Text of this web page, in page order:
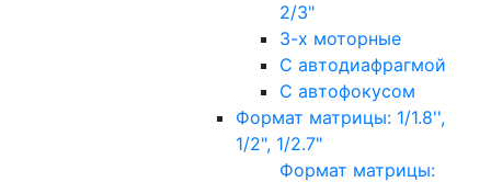
2/3"
3-х моторные
С автодиафрагмой
С автофокусом
Формат матрицы: 1/1.8'',
1/2", 1/2.7"
Формат матрицы: